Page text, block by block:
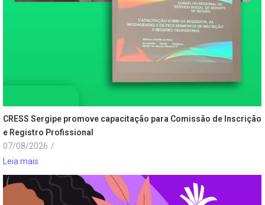
CRESS Sergipe promove capacitação para Comissão de Inscrição
e Registro Profissional
07/08/2026 /
Leia mais